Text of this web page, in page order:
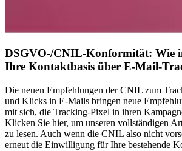
DSGVO-/CNIL-Konformität: Wie
Ihre Kontaktbasis über E-Mail-
Die neuen Empfehlungen der CNIL zum
und Klicks in E-Mails bringen neue
mit sich, die Tracking-Pixel in ihren
Klicken Sie hier, um unseren vollständigen
zu lesen. Auch wenn die CNIL also nicht
erneut die Einwilligung für Ihre bestehende